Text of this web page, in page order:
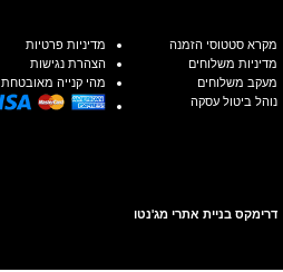
מקרא סטטוסי הזמנה
מדיניות משלוחים
מעקב משלוחים
נוהל ביטול עסקה
מדיניות פרטיות
הצהרת נגישות
מהי קנייה מאובטחת
דרימקס בניית אתרי מג'נטו